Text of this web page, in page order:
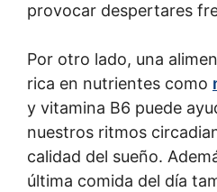
provocar despertares
Por otro lado, una
rica en nutrientes como
y vitamina B6 puede
nuestros ritmos
calidad del sueño.
última comida del día